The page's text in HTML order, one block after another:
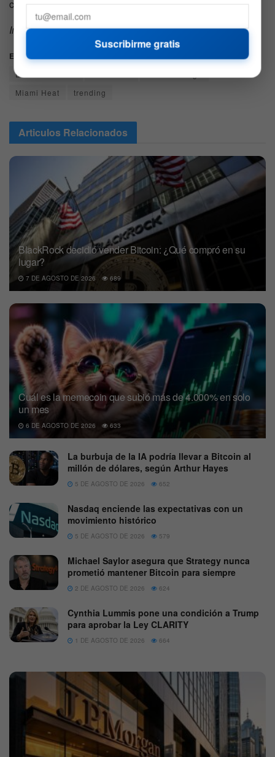
cuenta.
Imagen destacada porMarkus Spiske/ pexels.com
Etiquetas:
Casa de cambio de criptomonedas
Estados Unidos
Miami Heat
trending
Articulos Relacionados
BlackRock decidió vender Bitcoin: ¿Qué compró en su
lugar?
7 DE AGOSTO DE 2026 689
Cuál es la memecoin que subió más de 4.000% en solo
un mes
6 DE AGOSTO DE 2026 633
La burbuja de la IA podría llevar a Bitcoin al
millón de dólares, según Arthur Hayes
5 DE AGOSTO DE 2026 652
Nasdaq enciende las expectativas con un
movimiento histórico
5 DE AGOSTO DE 2026 579
Michael Saylor asegura que Strategy nunca
prometió mantener Bitcoin para siempre
2 DE AGOSTO DE 2026 624
Cynthia Lummis pone una condición a Trump
para aprobar la Ley CLARITY
1 DE AGOSTO DE 2026 664
Suscribirme gratis